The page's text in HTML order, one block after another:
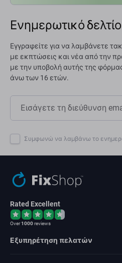
Ενημερωτικό
Εγγραφείτε για να λαμβάνετε
με εκπτώσεις και νέα από την
με την υποβολή αυτής της
άνω των 16 ετών.
Συμφωνώ να λαμβάνω το
Rated Excellent
Over1000reviews
Εξυπηρέτηση πελατών